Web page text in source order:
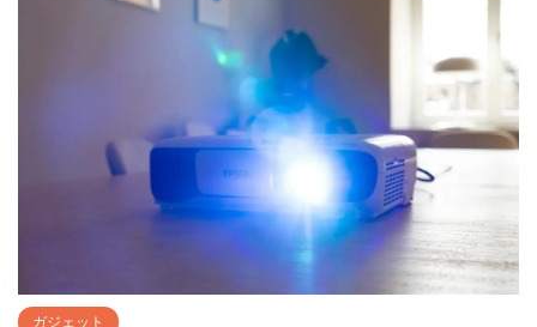
ガジェット